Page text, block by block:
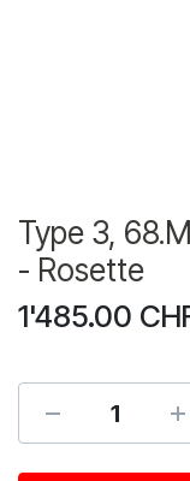
Type 3,
- Rosette
1'485.00